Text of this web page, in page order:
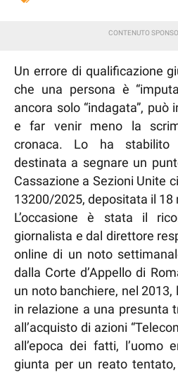
Un errore di qualificazione
che una persona è
ancora solo “indagata”,
e far venir meno la
cronaca. Lo ha stabilito
destinata a segnare un
Cassazione a Sezioni Unite
13200/2025, depositata il 18
L’occasione è stata il
giornalista e dal direttore
online di un noto
dalla Corte d’Appello di
un noto banchiere, nel 2013,
in relazione a una presunta
all’acquisto di azioni
all’epoca dei fatti, l’uomo
giunta per un reato